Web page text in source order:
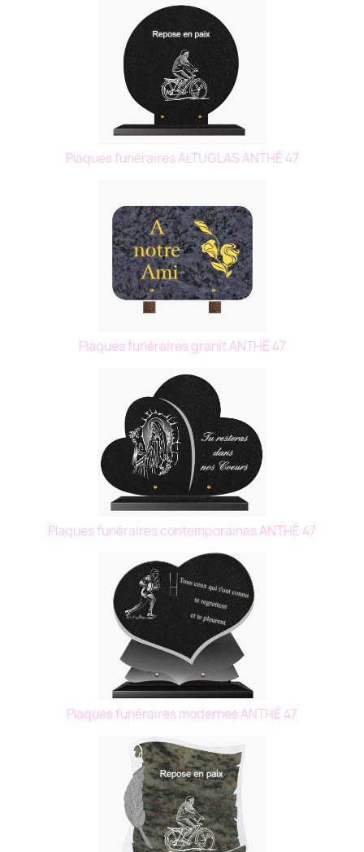
Plaques funéraires ALTUGLAS ANTHÉ 47
Plaques funéraires granit ANTHÉ 47
Plaques funéraires contemporaines ANTHÉ 47
Plaques funéraires modernes ANTHÉ 47